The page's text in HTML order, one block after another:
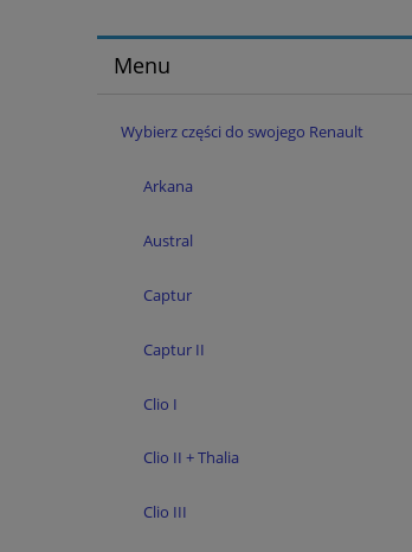
Menu
Wybierz części do swojego Renault
Arkana
Austral
Captur
Captur II
Clio I
Clio II + Thalia
Clio III